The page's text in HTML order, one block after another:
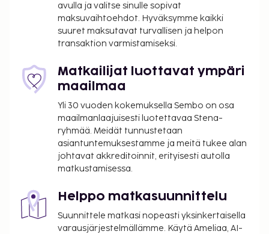
Lemmikit: 9 EUR per lemmikki per yö
Avustajaeläimistä ei veloiteta lisämaksuja
Yllä oleva luettelo ei ehkä kata kaikkea. Maksut ja
saattavat muuttua.
Kansallisten määräysten vuoksi käteismaksut
eivät voi ylittää 1000 EUR:n suuruista summaa
tässä majoituspaikassa. Saat lisätietoja asiasta
ottamalla yhteyttä majoituspaikkaan
varausvahvistuksessa olevien tietojen avulla.
avulla ja valitse sinulle sopivat
maksuvaihtoehdot. Hyväksymme kaikki
suuret maksutavat turvallisen ja helpon
transaktion varmistamiseksi.
Matkailijat luottavat ympäri
maailmaa
Yli 30 vuoden kokemuksella Sembo on osa
maailmanlaajuisesti luotettavaa Stena-
ryhmää. Meidät tunnustetaan
asiantuntemuksestamme ja meitä tukee alan
johtavat akkreditoinnit, erityisesti autolla
matkustamisessa.
Helppo matkasuunnittelu
Suunnittele matkasi nopeasti yksinkertaisella
varausjärjestelmällämme. Käytä Ameliaa, AI-